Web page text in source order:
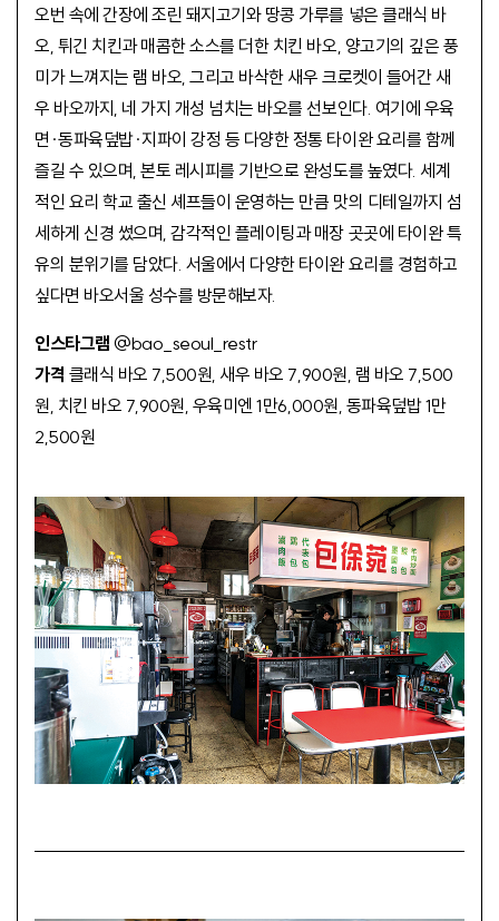
오번 속에 간장에 조린 돼지고기와 땅콩 가루를 넣은 클래식 바
오, 튀긴 치킨과 매콤한 소스를 더한 치킨 바오, 양고기의 깊은 풍
미가 느껴지는 램 바오, 그리고 바삭한 새우 크로켓이 들어간 새
우 바오까지, 네 가지 개성 넘치는 바오를 선보인다. 여기에 우육
면·동파육덮밥·지파이 강정 등 다양한 정통 타이완 요리를 함께
즐길 수 있으며, 본토 레시피를 기반으로 완성도를 높였다. 세계
적인 요리 학교 출신 셰프들이 운영하는 만큼 맛의 디테일까지 섬
세하게 신경 썼으며, 감각적인 플레이팅과 매장 곳곳에 타이완 특
유의 분위기를 담았다. 서울에서 다양한 타이완 요리를 경험하고
싶다면 바오서울 성수를 방문해보자.
인스타그램@bao_seoul_restr
가격 클래식 바오 7,500원, 새우 바오 7,900원, 램 바오 7,500
원, 치킨 바오 7,900원, 우육미엔 1만6,000원, 동파육덮밥 1만
2,500원